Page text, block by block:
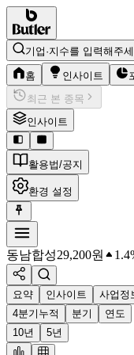
기업·지수를 입력해주
홈 인사이트
최근 본 종목
인사이트
활용법/공지
환경 설정
동남합성29,200원
요약 인사이트 사업정
4분기누적
분기
연도
10년
5년